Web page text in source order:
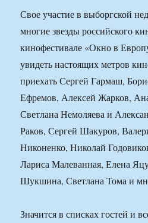
Свое участие в выборгской
многие звезды российского
кинофестивале «Окно в
увидеть настоящих метров
приехать Сергей Гармаш,
Ефремов, Алексей Жарков,
Светлана Немоляева и
Раков, Сергей Шакуров,
Никоненко, Николай
Лариса Малеванная, Елена
Шукшина, Светлана Тома и
Значится в списках гостей и